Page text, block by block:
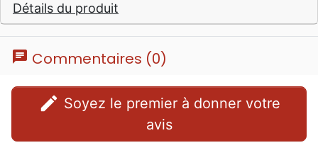
Détails du produit
chat Commentaires (0)
edit
avis